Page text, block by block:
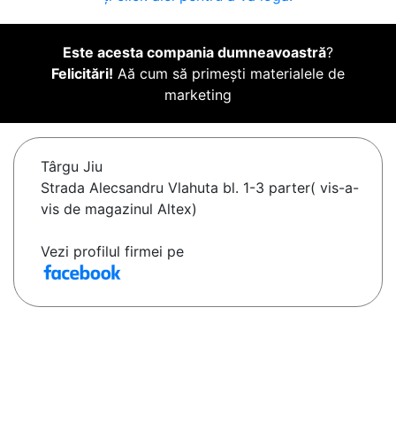
Este acesta compania dumneavoastră?
Felicitări! Aă cum să primești materialele de
marketing
Târgu Jiu
Strada Alecsandru Vlahuta bl. 1-3 parter( vis-a-
vis de magazinul Altex)
Vezi profilul firmei pe